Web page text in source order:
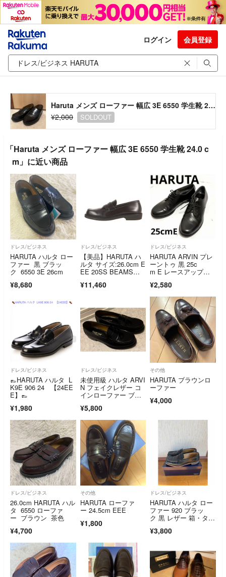
ログイン 会員登録
Haruta メンズ ローファー 幅広 3E 6550 学生靴 24.0 cm
¥2,000
SOLDOUT
「Haruta メンズ ローファー 幅広 3E 6550 学生靴 24.0 c
m」に近い商品
ドレス/ビジネス
HARUTA ハルタ ロー
ファー 黒 ブラッ
ク 6550 3E 26cm
¥8,680
ドレス/ビジネス
【美品】HARUTA ハ
ルタ サイズ:26.0cm E
EE 20SS BEAMS別
ー コインローファ
製 ブランド シュー
ズ 靴 コラボ【メン
ズ】【中古】
¥11,460
ドレス/ビジネス
HARUTA ARVIN プレ
ーントゥ 黒 25c
m E レースアップシ
¥2,580
ドレス/ビジネス
👞HARUTA ハルタ L
K9E 906 24 【24EE
E】👞
¥1,980
ドレス/ビジネス
未使用級 ハルタ ARVI
N フェイクレザー コ
インローファー ブラ
¥5,800
その他
HARUTA ブラウンロ
ーファー
¥4,000
ドレス/ビジネス
26.0cm HARUTA ハル
タ 6550 ローファ
ー ブラウン 茶色
¥4,700
その他
HARUTA ローファ
ー 24.5cm EEE
¥1,800
ドレス/ビジネス
HARUTA ハルタ ロー
ファー 920 ブラッ
ク 黒 レザー 箱・タグ
¥3,800